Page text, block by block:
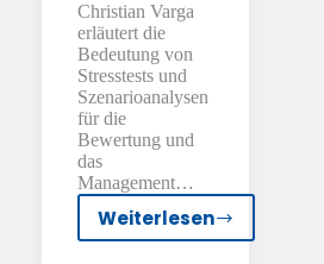
Christian Varga
erläutert die
Bedeutung von
Stresstests und
Szenarioanalysen
für die
Bewertung und
das
Management…
Weiterlesen
Christian